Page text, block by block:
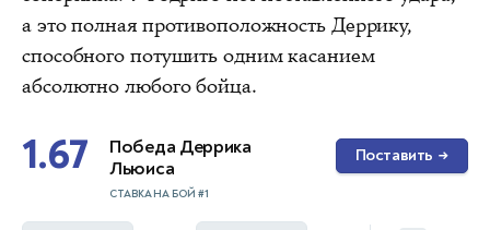
а это полная противоположность Деррику,
способного потушить одним касанием
абсолютно любого бойца.
1.67
Победа Деррика
Льюиса
СТАВКА НА БОЙ #1
Поставить →